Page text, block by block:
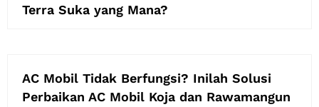
Terra Suka yang Mana?
AC Mobil Tidak Berfungsi? Inilah Solusi
Perbaikan AC Mobil Koja dan Rawamangun